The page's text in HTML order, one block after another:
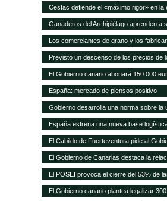
Cesfac defiende el «máximo rigor» en
animales
Ganaderos del Archipiélago aprenden a
Los comerciantes de grano y los
celeridad en la aprobación de 8 cultivos
Previsto un descenso de los precios de
de los precios de la carne en los
El Gobierno canario abonará 150.000
fomento de razas autóctonas
España: mercado de piensos positivo
Gobierno desarrolla una norma sobre la
animal
España estrena una nueva base
75.000 toneladas de ayuda para África
El Cabildo de Fuerteventura pide al
ganadero del hundimiento
El Gobierno de Canarias destaca la
medioambiental
El POSEI provoca el cierre del 53% de
cuatro años
El Gobierno canario plantea legalizar